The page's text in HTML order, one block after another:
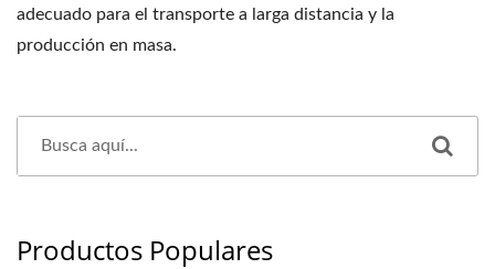
adecuado para el transporte a larga distancia y la
producción en masa.
Productos Populares